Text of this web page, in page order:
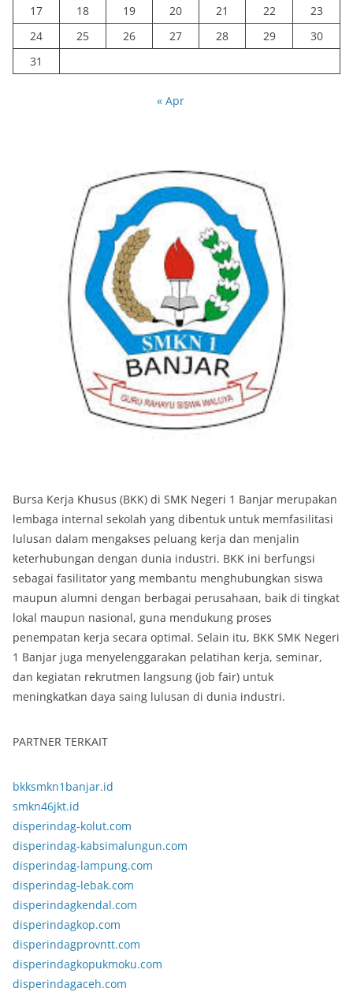
17
18 19 20 21 22
23
24
25 26 27 28 29
30
31
« Apr
Bursa Kerja Khusus (BKK) di SMK Negeri 1 Banjar merupakan
lembaga internal sekolah yang dibentuk untuk memfasilitasi
lulusan dalam mengakses peluang kerja dan menjalin
keterhubungan dengan dunia industri. BKK ini berfungsi
sebagai fasilitator yang membantu menghubungkan siswa
maupun alumni dengan berbagai perusahaan, baik di tingkat
lokal maupun nasional, guna mendukung proses
penempatan kerja secara optimal. Selain itu, BKK SMK Negeri
1 Banjar juga menyelenggarakan pelatihan kerja, seminar,
dan kegiatan rekrutmen langsung (job fair) untuk
meningkatkan daya saing lulusan di dunia industri.
PARTNER TERKAIT
bkksmkn1banjar.id
smkn46jkt.id
disperindag-kolut.com
disperindag-kabsimalungun.com
disperindag-lampung.com
disperindag-lebak.com
disperindagkendal.com
disperindagkop.com
disperindagprovntt.com
disperindagkopukmoku.com
disperindagaceh.com